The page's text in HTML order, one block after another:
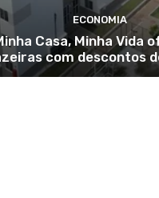
ECONOMIA
Casa, Minha Vida
com descontos